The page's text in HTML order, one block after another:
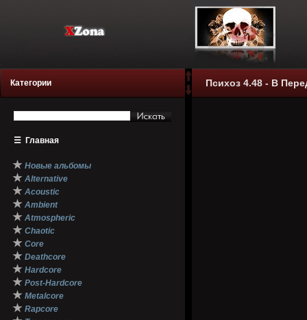
Категории
☰ Главная
★ Новые альбомы
★ Alternative
★ Acoustic
★ Ambient
★ Atmospheric
★ Chaotic
★ Core
★ Deathcore
★ Hardcore
★ Post-Hardcore
★ Metalcore
★ Rapcore
Психоз 4.48 - В